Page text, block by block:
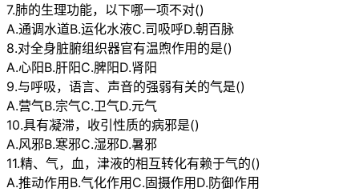
7.肺的生理功能，以下哪一项不对()
A.通调水道B.运化水液C.司吸呼D.朝百脉
8.对全身脏腑组织器官有温煦作用的是()
A.心阳B.肝阳C.脾阳D.肾阳
9.与呼吸，语言、声音的强弱有关的气是()
A.营气B.宗气C.卫气D.元气
10.具有凝滞，收引性质的病邪是()
A.风邪B.寒邪C.湿邪D.暑邪
11.精、气，血，津液的相互转化有赖于气的()
A.推动作用B.气化作用C.固摄作用D.防御作用